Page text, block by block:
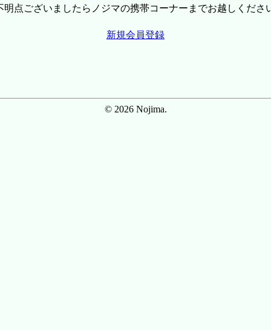
点ございましたらノジマの携帯コーナーまでお越しくださ
新規会員登録
© 2026 Nojima.